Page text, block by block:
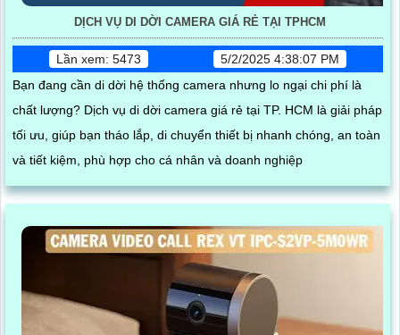
DỊCH VỤ DI DỜI CAMERA GIÁ RẺ TẠI TPHCM
Lần xem: 5473
5/2/2025 4:38:07 PM
Bạn đang cần di dời hệ thống camera nhưng lo ngại chi phí là
chất lượng? Dịch vụ di dời camera giá rẻ tại TP. HCM là giải pháp
tối ưu, giúp bạn tháo lắp, di chuyển thiết bị nhanh chóng, an toàn
và tiết kiệm, phù hợp cho cá nhân và doanh nghiệp